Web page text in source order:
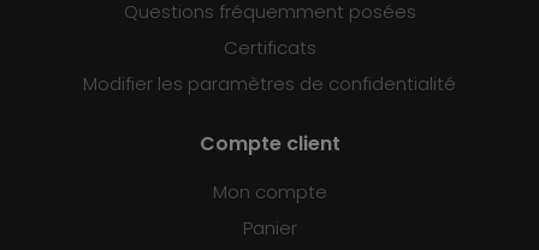
Questions fréquemment posées
Certificats
Modifier les paramètres de confidentialité
Compte client
Mon compte
Panier